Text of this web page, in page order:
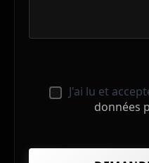
J'ai lu et
données